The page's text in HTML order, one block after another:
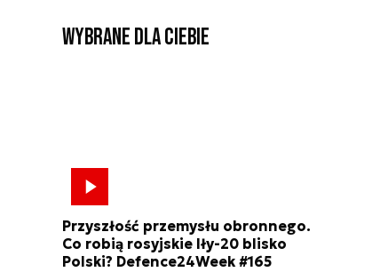
Wybrane dla Ciebie
Przyszłość przemysłu obronnego.
Co robią rosyjskie Iły-20 blisko
Polski? Defence24Week #165